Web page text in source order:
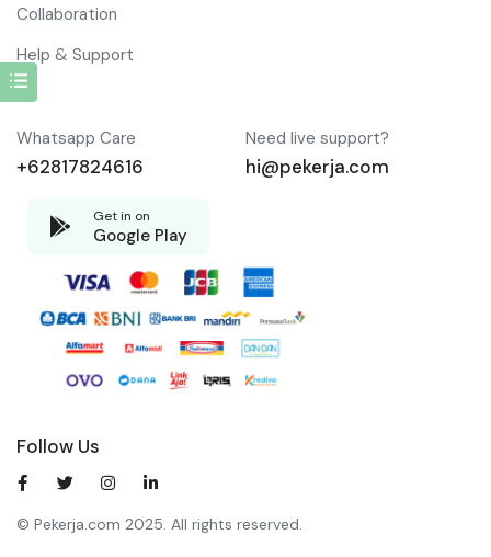
Collaboration
Help & Support
Whatsapp Care
+62817824616
Need live support?
hi@pekerja.com
Get in on
Google Play
Follow Us
© Pekerja.com 2025. All rights reserved.